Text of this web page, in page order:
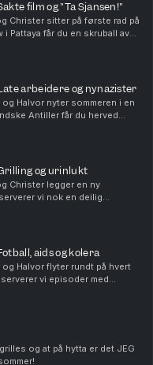
film og "Ta Sjansen!"
Christer sitter på første rad på
Pattaya får du en skruball av
her. Og nå.
arbeidere og nynazister
Halvor nyter sommeren i en
Antiller får du herved
og urinlukt
Christer legger en ny
vi nok en deilig
aids og kolera
Halvor flyter rundt på hvert
vi episoder med
og at på hytta er det JEG